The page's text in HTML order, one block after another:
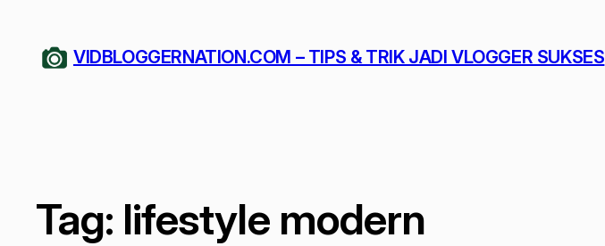
VIDBLOGGERNATION.COM – TIPS & TRIK JADI VLOGGER SUKSES
Tag: lifestyle modern